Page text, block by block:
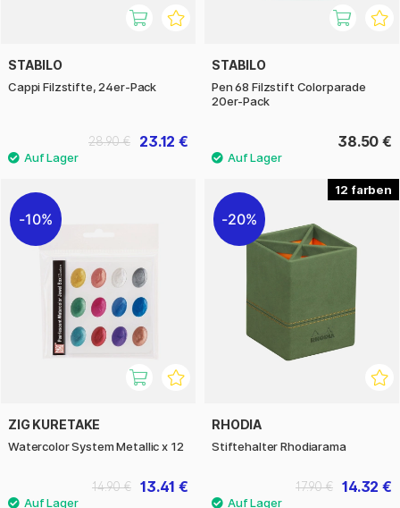
STABILO
Cappi Filzstifte, 24er-Pack
23.12 €
28.90 €
STABILO
Pen 68 Filzstift Colorparade
20er-Pack
38.50 €
10%
ZIG KURETAKE
Watercolor System Metallic x 12
13.41 €
14.90 €
12
20%
RHODIA
Stiftehalter Rhodiarama
14.32 €
17.90 €